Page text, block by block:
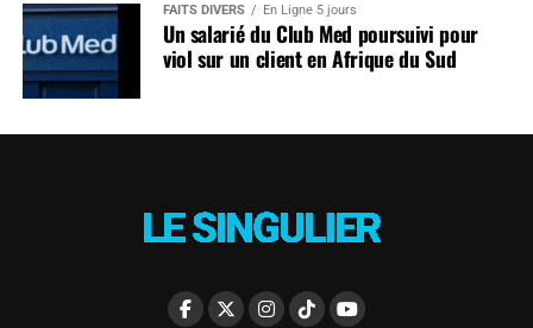
FAITS DIVERS En Ligne 5 jours
Un salarié du Club Med poursuivi pour
viol sur un client en Afrique du Sud